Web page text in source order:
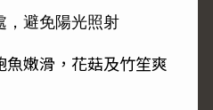
，避免陽光照射
魚嫩滑，花菇及竹笙爽